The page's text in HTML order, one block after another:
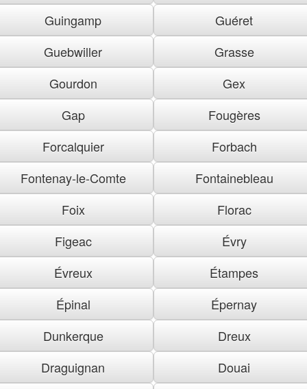
Guingamp
Guéret
Guebwiller
Grasse
Gourdon
Gex
Gap
Fougères
Forcalquier
Forbach
Fontenay-le-Comte
Fontainebleau
Foix
Florac
Figeac
Évry
Évreux
Étampes
Épinal
Épernay
Dunkerque
Dreux
Draguignan
Douai